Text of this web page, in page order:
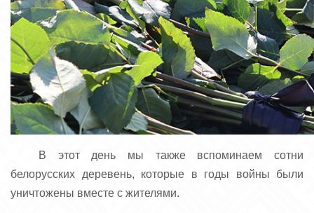
В этот день мы также вспоминаем сотни
белорусских деревень, которые в годы войны были
уничтожены вместе с жителями.